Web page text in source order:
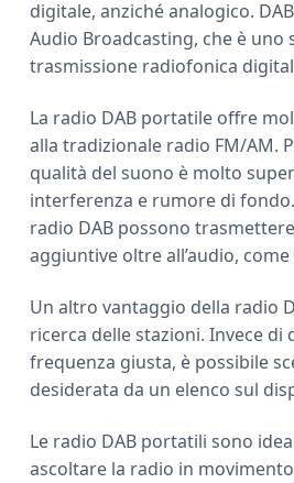
digitale, anziché analogico.
Audio Broadcasting, che è uno
trasmissione radiofonica
La radio DAB portatile offre
alla tradizionale radio FM/AM.
qualità del suono è molto
interferenza e rumore di
radio DAB possono
aggiuntive oltre all’audio,
Un altro vantaggio della radio
ricerca delle stazioni. Invece di
frequenza giusta, è possibile
desiderata da un elenco sul
Le radio DAB portatili sono
ascoltare la radio in